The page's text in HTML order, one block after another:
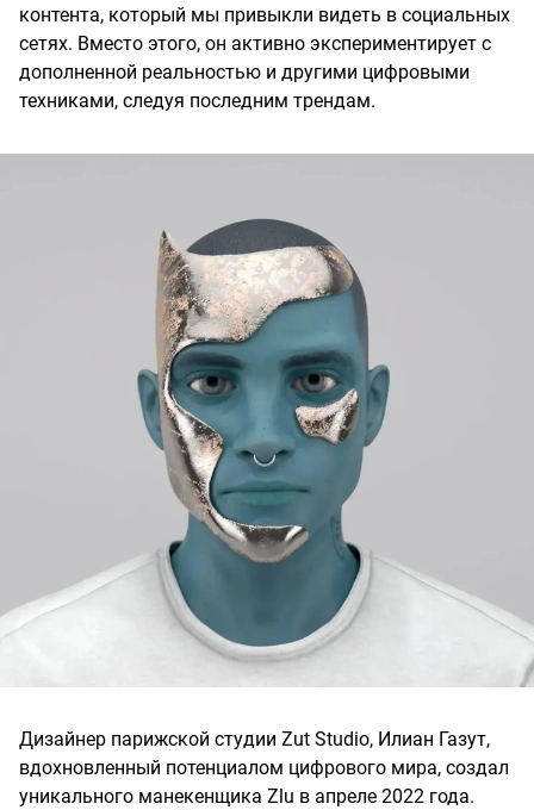
контента, который мы привыкли видеть в социальных
сетях. Вместо этого, он активно экспериментирует с
дополненной реальностью и другими цифровыми
техниками, следуя последним трендам.
Дизайнер парижской студии Zut Studio, Илиан Газут,
вдохновленный потенциалом цифрового мира, создал
уникального манекенщика Zlu в апреле 2022 года.